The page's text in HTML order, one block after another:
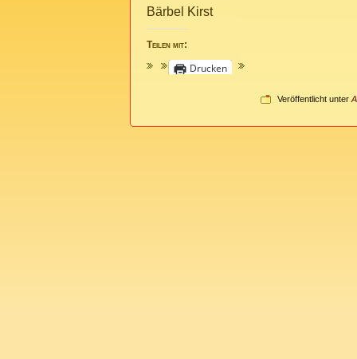
Bärbel Kirst
Teilen mit:
Drucken
Veröffentlicht unter